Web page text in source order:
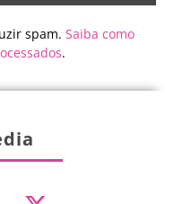
spam. Saiba como
.